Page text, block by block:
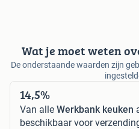
Wat je moet weten
De onderstaande waarden zijn
14,5%
Van alle Werkbank keuken
beschikbaar voor